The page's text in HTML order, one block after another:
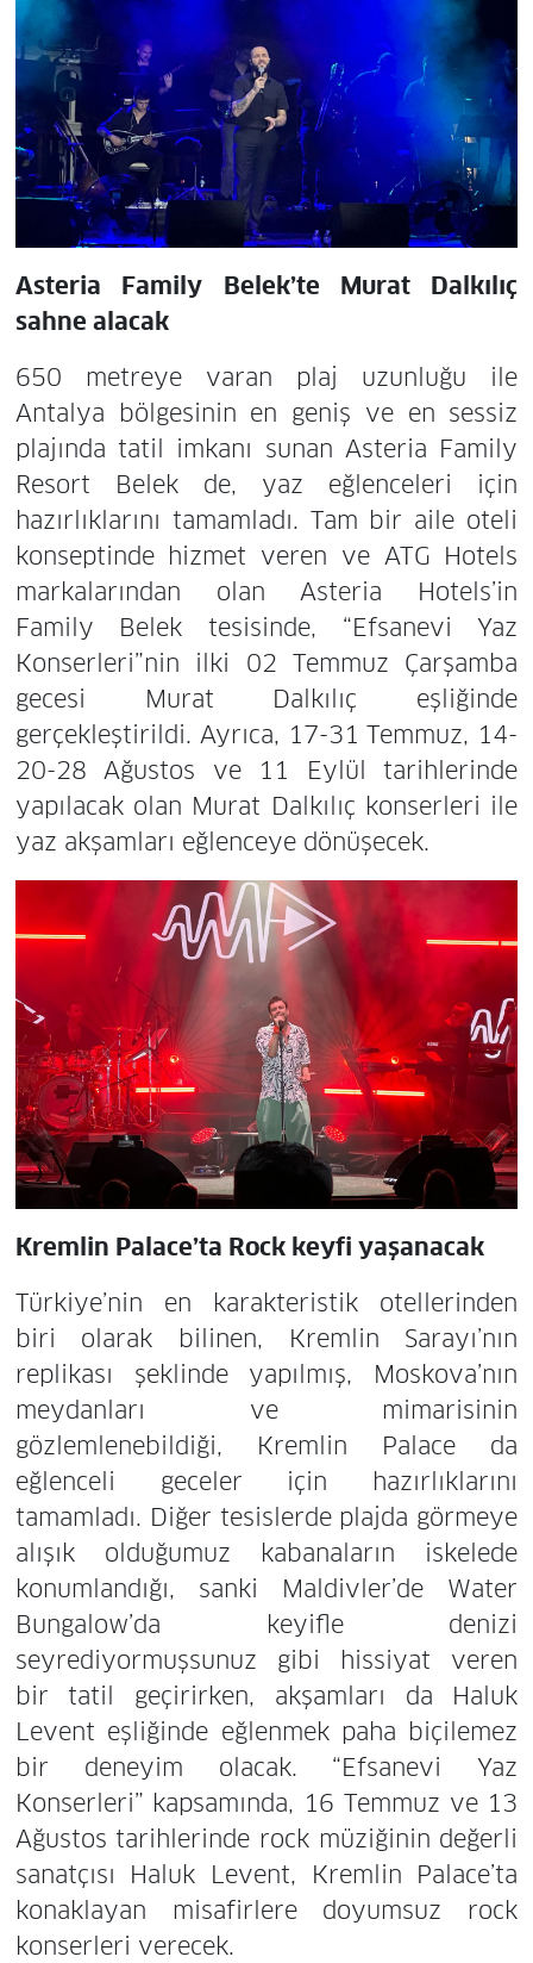
Asteria Family Belek’te Murat Dalkılıç
sahne alacak
650 metreye varan plaj uzunluğu ile
Antalya bölgesinin en geniş ve en sessiz
plajında tatil imkanı sunan Asteria Family
Resort Belek de, yaz eğlenceleri için
hazırlıklarını tamamladı. Tam bir aile oteli
konseptinde hizmet veren ve ATG Hotels
markalarından olan Asteria Hotels’in
Family Belek tesisinde, “Efsanevi Yaz
Konserleri”nin ilki 02 Temmuz Çarşamba
gecesi Murat Dalkılıç eşliğinde
gerçekleştirildi. Ayrıca, 17-31 Temmuz, 14-
20-28 Ağustos ve 11 Eylül tarihlerinde
yapılacak olan Murat Dalkılıç konserleri ile
yaz akşamları eğlenceye dönüşecek.
Kremlin Palace’ta Rock keyfi yaşanacak
Türkiye’nin en karakteristik otellerinden
biri olarak bilinen, Kremlin Sarayı’nın
replikası şeklinde yapılmış, Moskova’nın
meydanları ve mimarisinin
gözlemlenebildiği, Kremlin Palace da
eğlenceli geceler için hazırlıklarını
tamamladı. Diğer tesislerde plajda görmeye
alışık olduğumuz kabanaların iskelede
konumlandığı, sanki Maldivler’de Water
Bungalow’da keyifle denizi
seyrediyormuşsunuz gibi hissiyat veren
bir tatil geçirirken, akşamları da Haluk
Levent eşliğinde eğlenmek paha biçilemez
bir deneyim olacak. “Efsanevi Yaz
Konserleri” kapsamında, 16 Temmuz ve 13
Ağustos tarihlerinde rock müziğinin değerli
sanatçısı Haluk Levent, Kremlin Palace’ta
konaklayan misafirlere doyumsuz rock
konserleri verecek.